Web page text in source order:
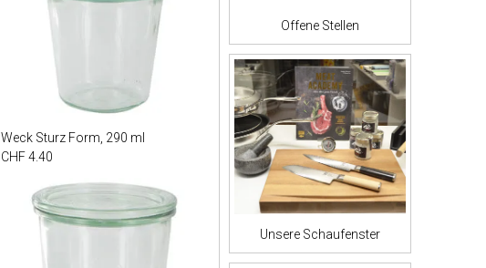
Weck Sturz Form, 290 ml
CHF 4.40
Offene Stellen
Unsere Schaufenster